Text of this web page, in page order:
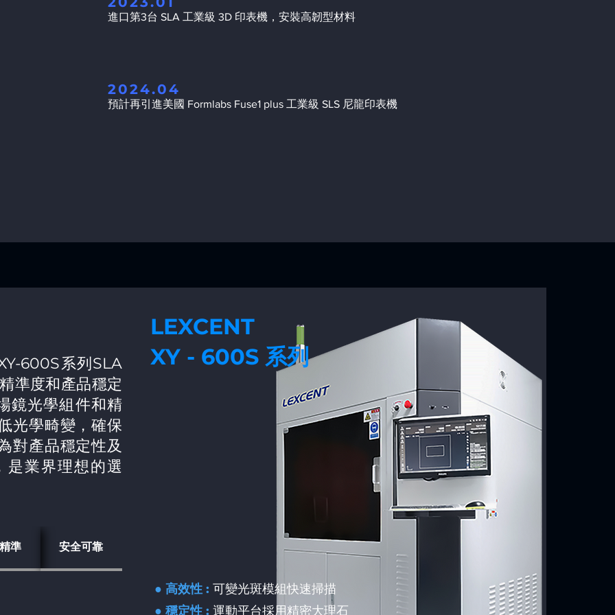
進口第3台 SLA 工業級 3D 印表機，安裝高韌型材料
2024.04
預計再引進美國 Formlabs Fuse1 plus 工業級 SLS 尼龍印表機
600S系列SLA
準度和產品穩定
鏡光學組件和精
光學畸變，確保
對產品穩定性及
是業界理想的選
準 安全可靠
● 高效性 : 可變光斑模組快速掃描
● 穩定性 : 運動平台採用精密大理石
LEXCENT
XY - 600S 系列